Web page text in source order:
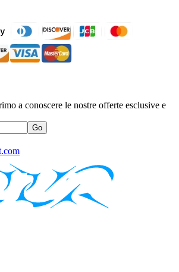
a conoscere le nostre offerte esclusive e
Go